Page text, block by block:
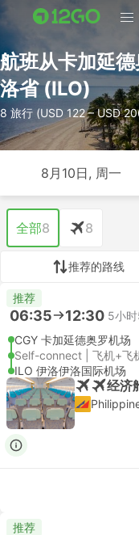
航班从卡加延
洛省 (ILO)
8 旅行 (USD 122 – USD
8月10日, 周一
全部8 8
推荐的路线
推荐
06:35 12:30 5小
CGY 卡加延德奥罗机场
Self-connect | 飞机+飞
ILO 伊洛伊洛国际机场
经济
推荐